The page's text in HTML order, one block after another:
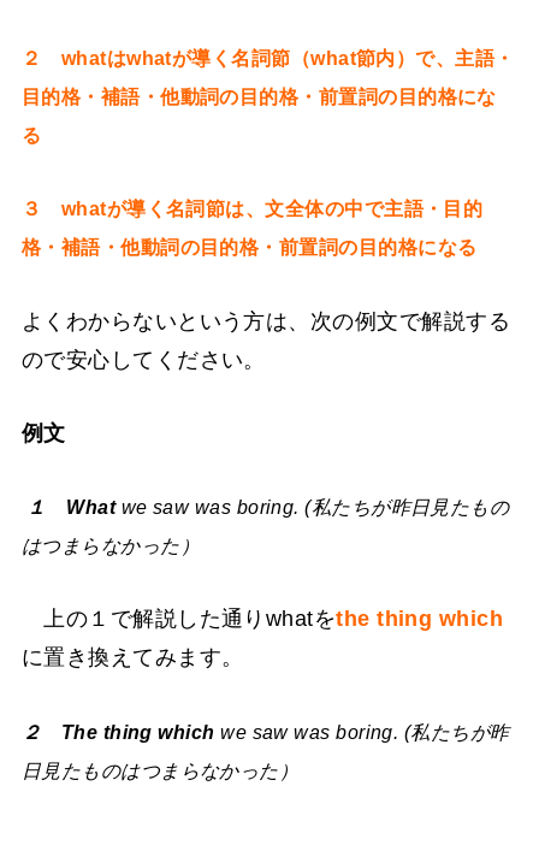
２ whatはwhatが導く名詞節（what節内）で、主語・
目的格・補語・他動詞の目的格・前置詞の目的格にな
る
３ whatが導く名詞節は、文全体の中で主語・目的
格・補語・他動詞の目的格・前置詞の目的格になる
よくわからないという方は、次の例文で解説する
ので安心してください。
例文
１ What we saw was boring. (私たちが昨日見たもの
はつまらなかった）
上の１で解説した通りwhatをthe thing which
に置き換えてみます。
２ The thing whichwe saw was boring. (私たちが昨
日見たものはつまらなかった）